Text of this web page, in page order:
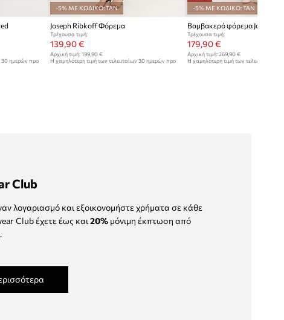
30 ημερών προ
-5% ΜΕ ΚΩΔΙΚΟ: TAN
Joseph Ribkoff Φόρεμα
Τρέχουσα τιμή:
139,90 €
Αρχική τιμή:199,90 €
Η χαμηλότερη τιμή των τελευταίων 30 ημερών προ
-5% ΜΕ ΚΩΔΙΚΟ: TAN
Βαμβακερό φόρεμα Joseph
Τρέχουσα τιμή:
179,90 €
Αρχική τιμή: 269,90 €
Η χαμηλότερη τιμή των τελευταίων
Club
λογαριασμό και εξοικονομήστε χρήματα σε κάθε
Club έχετε έως και 20%μόνιμη έκπτωση από